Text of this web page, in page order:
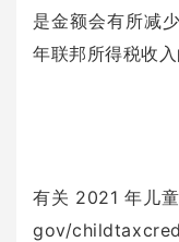
是金额会有所减
年联邦所得税收入
有关 2021 年儿
gov/